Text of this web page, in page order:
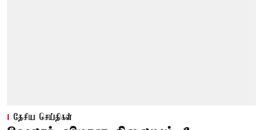
தேசிய செய்திகள்